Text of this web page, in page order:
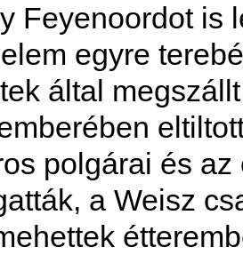
Feyenoordot is
egyre
által
polgárai és
a Weisz